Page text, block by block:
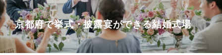
京都府で挙式・披露宴ができる結婚式場